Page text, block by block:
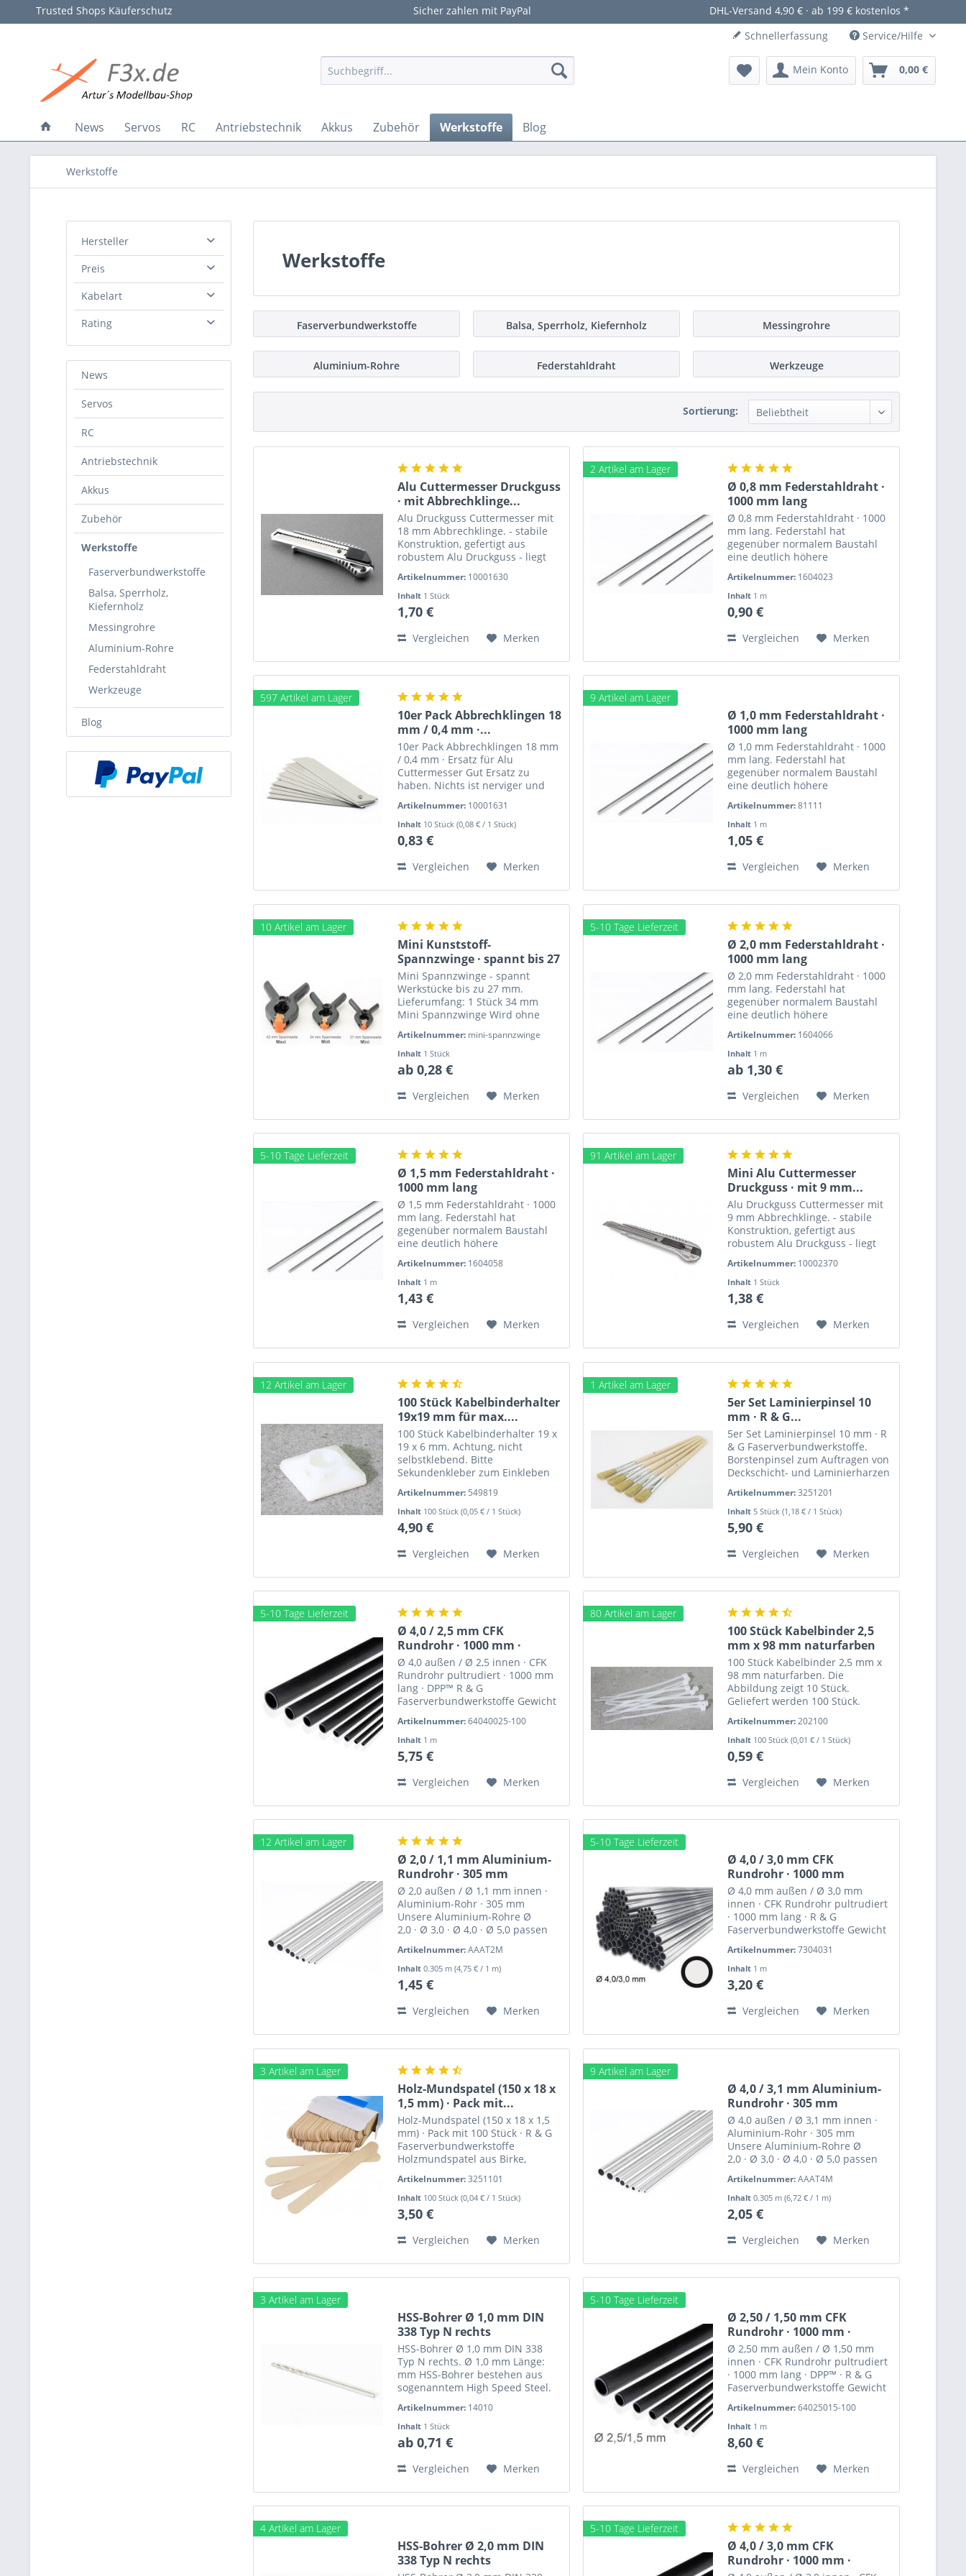
Trusted Shops Käuferschutz Sicher zahlen mit PayPal
DHL-Versand 4,90 € · ab 199 € kostenlos *
Schnellerfassung
Service/Hilfe
Mein Konto 0,00 €
News Servos RC Antriebstechnik Akkus Zubehör Werkstoffe Blog
Werkstoffe
Hersteller
f3x.de
High Quality Edition
Krick
Muldental
Pichler
Special Edition
Sprintus
Preis
von0,28 €bis46,00 €
Kabelart
Kabelbinder
Rating
& mehr
News
Servos
RC
Antriebstechnik
Akkus
Zubehör
Werkstoffe
Faserverbundwerkstoffe
Balsa, Sperrholz,
Kiefernholz
Messingrohre
Aluminium-Rohre
Federstahldraht
Werkzeuge
Blog
Werkstoffe
Faserverbundwerkstoffe Balsa, Sperrholz, Kiefernholz Messingrohre
Aluminium-Rohre Federstahldraht Werkzeuge
Sortierung:
Alu Cuttermesser Druckguss
· mit Abbrechklinge...
Alu Druckguss Cuttermesser mit
18 mm Abbrechklinge. - stabile
Konstruktion, gefertigt aus
robustem Alu Druckguss - liegt
Fixierung der Klinge Länge mit
eingeschobener Klinge: 150 mm
Breite: 30 bis 40 mm Dicke:...
Artikelnummer: 10001630
Inhalt 1 Stück
1,70 €
Vergleichen Merken
2 Artikel am Lager
Ø 0,8 mm Federstahldraht ·
1000 mm lang
Ø 0,8 mm Federstahldraht · 1000
mm lang. Federstahl hat
gegenüber normalem Baustahl
eine deutlich höhere
Länge: 1000 mm Gewicht: g
Verpackungseinheit: einzeln Ø 0,8
mm Federstahldraht · 1000 mm
lang ·...
Artikelnummer: 1604023
Inhalt 1 m
0,90 €
Vergleichen Merken
597 Artikel am Lager
10er Pack Abbrechklingen 18
mm / 0,4 mm ·...
10er Pack Abbrechklingen 18 mm
/ 0,4 mm · Ersatz für Alu
Cuttermesser Gut Ersatz zu
haben. Nichts ist nerviger und
Cutterklinge. :) Breite: 18 mm
Dicke: 0,4 mm Gewicht: 4,8 g je
Stück 10er Pack...
Artikelnummer: 10001631
Inhalt 10 Stück(0,08 € / 1 Stück)
0,83 €
Vergleichen Merken
9 Artikel am Lager
Ø 1,0 mm Federstahldraht ·
1000 mm lang
Ø 1,0 mm Federstahldraht · 1000
mm lang. Federstahl hat
gegenüber normalem Baustahl
eine deutlich höhere
Länge: 1000 mm Gewicht: g
Verpackungseinheit: einzeln Ø 1,0
mm Federstahldraht · 1000 mm
lang ·...
Artikelnummer:81111
Inhalt 1 m
1,05 €
Vergleichen Merken
10 Artikel am Lager
Mini Kunststoff-
Spannzwinge · spannt bis 27
mm
Mini Spannzwinge - spannt
Werkstücke bis zu 27 mm.
Lieferumfang: 1 Stück 34 mm
Mini Spannzwinge Wird ohne
geliefert - bewegliche
Greifbacken - ergonomische
Griffe - geringes Gewicht -
bruchfest Die bei uns...
Artikelnummer: mini-spannzwinge
Inhalt 1 Stück
ab 0,28 €
Vergleichen Merken
5-10 Tage Lieferzeit
Ø 2,0 mm Federstahldraht ·
1000 mm lang
Ø 2,0 mm Federstahldraht · 1000
mm lang. Federstahl hat
gegenüber normalem Baustahl
eine deutlich höhere
Länge: 1000 mm Gewicht: 25 g
Verpackungseinheit: einzeln Ø 2,0
mm Federstahldraht · 1000 mm
lang ·...
Artikelnummer: 1604066
Inhalt 1 m
ab 1,30 €
Vergleichen Merken
5-10 Tage Lieferzeit
Ø 1,5 mm Federstahldraht ·
1000 mm lang
Ø 1,5 mm Federstahldraht · 1000
mm lang. Federstahl hat
gegenüber normalem Baustahl
eine deutlich höhere
Länge: 1000 mm Gewicht: 14 g
Verpackungseinheit: einzeln Ø 1,5
mm Federstahldraht · 1000 mm
lang ·...
Artikelnummer: 1604058
Inhalt 1 m
1,43 €
Vergleichen Merken
91 Artikel am Lager
Mini Alu Cuttermesser
Druckguss · mit 9 mm...
Alu Druckguss Cuttermesser mit
9 mm Abbrechklinge. - stabile
Konstruktion, gefertigt aus
robustem Alu Druckguss - liegt
Fixierung der Klinge Länge mit
eingeschobener Klinge: 135 mm
Breite: 12 bis 27 mm Dicke: 11...
Artikelnummer: 10002370
Inhalt 1 Stück
1,38 €
Vergleichen Merken
12 Artikel am Lager
100 Stück Kabelbinderhalter
19x19 mm für max....
100 Stück Kabelbinderhalter 19 x
19 x 6 mm. Achtung, nicht
selbstklebend. Bitte
Sekundenkleber zum Einkleben
Sonderpreis. Für max. 3,8 mm
breite Kabelbinder. Passende
Kabelbinder sieh TAB Zubehör.
100 Stück...
Artikelnummer: 549819
Inhalt 100 Stück(0,05 € / 1 Stück)
4,90 €
Vergleichen Merken
1 Artikel am Lager
5er Set Laminierpinsel 10
mm · R & G...
5er Set Laminierpinsel 10 mm · R
& G Faserverbundwerkstoffe.
Borstenpinsel zum Auftragen von
Deckschicht- und Laminierharzen
Lösemittelfest gebunden,
unlackierter Stiel. 5er Set
Laminierpinsel 10 mm ·...
Artikelnummer:3251201
Inhalt 5 Stück(1,18 € / 1 Stück)
5,90 €
Vergleichen Merken
5-10 Tage Lieferzeit
Ø 4,0 / 2,5 mm CFK
Rundrohr · 1000 mm ·
DPP™...
Ø 4,0 außen / Ø 2,5 innen · CFK
Rundrohr pultrudiert · 1000 mm
lang · DPP™ R & G
Faserverbundwerkstoffe Gewicht
eignet sich u.a. direkt für die
Verwendung als Schubstange .
Pultrudierte CFK-Profile von Van...
Artikelnummer:64040025-100
Inhalt 1 m
5,75 €
Vergleichen Merken
80 Artikel am Lager
100 Stück Kabelbinder 2,5
mm x 98 mm naturfarben
100 Stück Kabelbinder 2,5 mm x
98 mm naturfarben. Die
Abbildung zeigt 10 Stück.
Geliefert werden 100 Stück.
6.6, halogenfrei Zugkraft: 13 kg
Max. Bündeldurchmesser: 20 mm
Min. Bündeldurchmesser: 1,0
mm...
Artikelnummer:202100
Inhalt 100 Stück(0,01 € / 1 Stück)
0,59 €
Vergleichen Merken
12 Artikel am Lager
Ø 2,0 / 1,1 mm Aluminium-
Rundrohr · 305 mm
Ø 2,0 außen / Ø 1,1 mm innen ·
Aluminium-Rohr · 305 mm
Unsere Aluminium-Rohre Ø
2,0 · Ø 3,0 · Ø 4,0 · Ø 5,0 passen
1,7 g Gute, maßhaltige Qualität.
Aluminium lässt sich sehr gut
bearbeiten und verkleben....
Artikelnummer:AAAT2M
Inhalt0.305 m(4,75 € / 1 m)
1,45 €
Vergleichen Merken
5-10 Tage Lieferzeit
Ø 4,0 / 3,0 mm CFK
Rundrohr · 1000 mm
Ø 4,0 mm außen / Ø 3,0 mm
innen · CFK Rundrohr pultrudiert
· 1000 mm lang · R & G
Faserverbundwerkstoffe Gewicht
eignet sich u.a. für die
Verwendung als Schubstange .
Diese pultrudierten CFK-Profile,...
Artikelnummer:7304031
Inhalt 1 m
3,20 €
Vergleichen Merken
3 Artikel am Lager
Holz-Mundspatel (150 x 18 x
1,5 mm) · Pack mit...
Holz-Mundspatel (150 x 18 x 1,5
mm) · Pack mit 100 Stück · R & G
Faserverbundwerkstoffe
Holzmundspatel aus Birke,
Mischen kleinerer Harzansätze.
Material: Splitterfreies Birkenholz
Maße: 150 x 18 x 1,5 mm...
Artikelnummer:3251101
Inhalt 100 Stück(0,04 € / 1 Stück)
3,50 €
Vergleichen Merken
9 Artikel am Lager
Ø 4,0 / 3,1 mm Aluminium-
Rundrohr · 305 mm
Ø 4,0 außen / Ø 3,1 mm innen ·
Aluminium-Rohr · 305 mm
Unsere Aluminium-Rohre Ø
2,0 · Ø 3,0 · Ø 4,0 · Ø 5,0 passen
4,0 g Gute, maßhaltige Qualität.
Aluminium lässt sich sehr gut
bearbeiten und verkleben....
Artikelnummer:AAAT4M
Inhalt0.305 m(6,72 € / 1 m)
2,05 €
Vergleichen Merken
3 Artikel am Lager
HSS-Bohrer Ø 1,0 mm DIN
338 Typ N rechts
HSS-Bohrer Ø 1,0 mm DIN 338
Typ N rechts. Ø 1,0 mm Länge:
mm HSS-Bohrer bestehen aus
sogenanntem High Speed Steel.
Hochgeschwindigkeitsstahl oder
auch Schnellarbeitsstahl . HSS-
Bohrer bestellen aus...
Artikelnummer: 14010
Inhalt 1 Stück
ab 0,71 €
Vergleichen Merken
5-10 Tage Lieferzeit
Ø 2,50 / 1,50 mm CFK
Rundrohr · 1000 mm ·
DPP™...
Ø 2,50 mm außen / Ø 1,50 mm
innen · CFK Rundrohr pultrudiert
· 1000 mm lang · DPP™ · R & G
Faserverbundwerkstoffe Gewicht
eignet sich u.a. für die
Verwendung als Schubstange .
Pultrudierte CFK-Profile von...
Artikelnummer:64025015-100
Inhalt 1 m
8,60 €
Vergleichen Merken
4 Artikel am Lager
HSS-Bohrer Ø 2,0 mm DIN
338 Typ N rechts
5-10 Tage Lieferzeit
Ø 4,0 / 3,0 mm CFK
Rundrohr · 1000 mm ·